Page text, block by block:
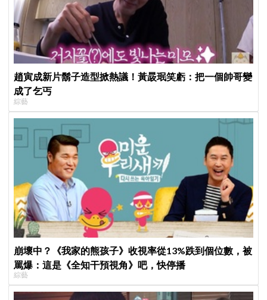
趙寅成新片鬍子造型掀熱議！黃晸珉笑虧：把一個帥哥變
成了乞丐
綜藝
崩壞中？《我家的熊孩子》收視率從13%跌到個位數，被
罵爆：這是《全知干預視角》吧，快停播
綜藝